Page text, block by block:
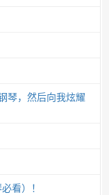
琴，然后向我炫耀
看）！